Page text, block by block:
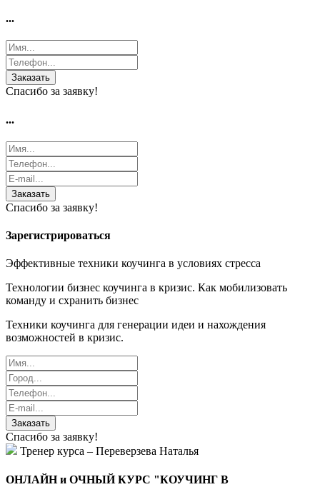
...
Заказать
Спасибо за заявку!
...
Заказать
Спасибо за заявку!
Зарегистрироваться
Эффективные техники коучинга в условиях стресса
Технологии бизнес коучинга в кризис. Как мобилизовать
команду и схранить бизнес
Техники коучинга для генерации идеи и нахождения
возможностей в кризис.
Заказать
Спасибо за заявку!
Тренер курса – Переверзева Наталья
ОНЛАЙН и ОЧНЫЙ КУРС "КОУЧИНГ В